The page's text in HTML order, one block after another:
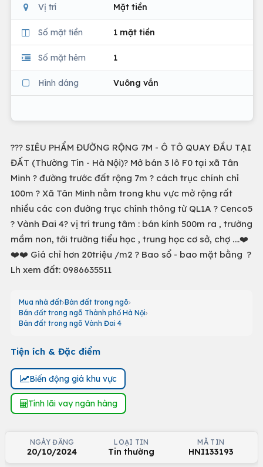
Vị trí Mặt tiền
Số mặt tiền 1 mặt tiền
Số mặt hẻm 1
Hình dáng Vuông vắn
??? SIÊU PHẨM ĐƯỜNG RỘNG 7M - Ô TÔ QUAY ĐẦU TẠI
ĐẤT (Thường Tín - Hà Nội)? Mở bán 3 lô F0 tại xã Tân
Minh ? đường trước đất rộng 7m ? cách trục chính chỉ
100m ? Xã Tân Minh nằm trong khu vực mở rộng rất
nhiều các con đường trục chính thông từ QL1A ? Cenco5
? Vành Đai 4? vị trí trung tâm : bán kính 500m ra , trường
mầm non, tới trường tiểu học , trung học cơ sở, chợ ....❤️
❤️❤️ Giá chỉ hơn 20triệu /m2 ? Bao sổ - bao mặt bằng ?
Lh xem đất: 0986635511
Mua nhà đất Bán đất trong ngõ
Bán đất trong ngõ Thành phố Hà Nội
Bán đất trong ngõ Vành Đai 4
Tiện ích & Đặc điểm
Biến động giá khu vực
Tính lãi vay ngân hàng
NGÀY ĐĂNG
20/10/2024
LOẠI TIN
Tin thường
MÃ TIN
HNI133193